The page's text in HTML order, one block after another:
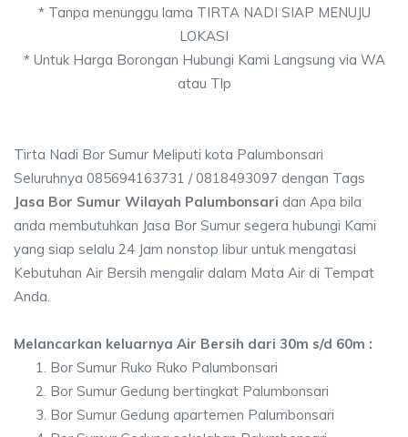
* Tanpa menunggu lama TIRTA NADI SIAP MENUJU
LOKASI
* Untuk Harga Borongan Hubungi Kami Langsung via WA
atau Tlp
Tirta Nadi Bor Sumur Meliputi kota Palumbonsari
Seluruhnya 085694163731 / 0818493097 dengan Tags
Jasa Bor Sumur Wilayah Palumbonsari dan Apa bila
anda membutuhkan Jasa Bor Sumur segera hubungi Kami
yang siap selalu 24 Jam nonstop libur untuk mengatasi
Kebutuhan Air Bersih mengalir dalam Mata Air di Tempat
Anda.
Melancarkan keluarnya Air Bersih dari 30m s/d 60m :
Bor Sumur Ruko Ruko Palumbonsari
Bor Sumur Gedung bertingkat Palumbonsari
Bor Sumur Gedung apartemen Palumbonsari